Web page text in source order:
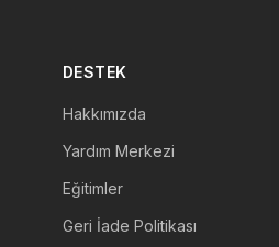
DESTEK
Hakkımızda
Yardım Merkezi
Eğitimler
Geri İade Politikası